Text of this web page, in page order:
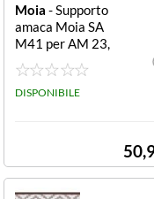
Moia - Supporto
amaca Moia SA
M41 per AM 23,
AM 66, AM 25
Antracite per A
M 23, AM 66, A
DISPONIBILE